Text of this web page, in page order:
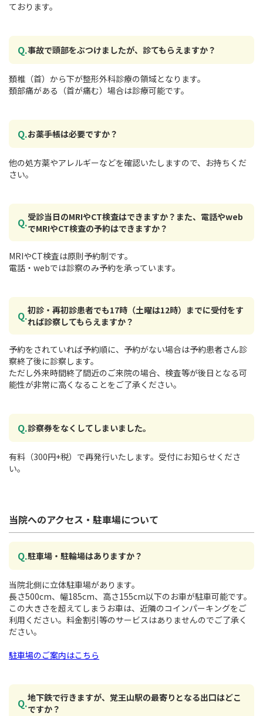
ております。
事故で頭部をぶつけましたが、診てもらえますか？
頚椎（首）から下が整形外科診療の領域となります。
頚部痛がある（首が痛む）場合は診療可能です。
お薬手帳は必要ですか？
他の処方薬やアレルギーなどを確認いたしますので、お持ちくだ
さい。
受診当日のMRIやCT検査はできますか？また、電話やweb
でMRIやCT検査の予約はできますか？
MRIやCT検査は原則予約制です。
電話・webでは診察のみ予約を承っています。
初診・再初診患者でも17時（土曜は12時）までに受付をす
れば診察してもらえますか？
予約をされていれば予約順に、予約がない場合は予約患者さん診
察終了後に診察します。
ただし外来時間終了間近のご来院の場合、検査等が後日となる可
能性が非常に高くなることをご了承ください。
診察券をなくしてしまいました。
有料（300円+税）で再発行いたします。受付にお知らせくださ
い。
当院へのアクセス・駐車場について
駐車場・駐輪場はありますか？
当院北側に立体駐車場があります。
長さ500cm、幅185cm、高さ155cm以下のお車が駐車可能です。
この大きさを超えてしまうお車は、近隣のコインパーキングをご
利用ください。料金割引等のサービスはありませんのでご了承く
ださい。
駐車場のご案内はこちら
地下鉄で行きますが、覚王山駅の最寄りとなる出口はどこ
ですか？